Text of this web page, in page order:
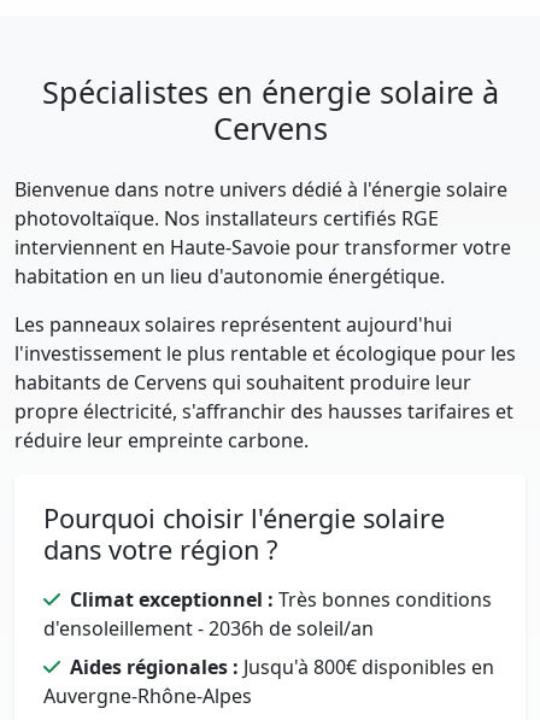
Spécialistes en énergie solaire à
Cervens
Bienvenue dans notre univers dédié à l'énergie solaire
photovoltaïque. Nos installateurs certifiés RGE
interviennent en Haute-Savoie pour transformer votre
habitation en un lieu d'autonomie énergétique.
Les panneaux solaires représentent aujourd'hui
l'investissement le plus rentable et écologique pour les
habitants de Cervens qui souhaitent produire leur
propre électricité, s'affranchir des hausses tarifaires et
réduire leur empreinte carbone.
Pourquoi choisir l'énergie solaire
dans votre région ?
Climat exceptionnel : Très bonnes conditions
d'ensoleillement - 2036h de soleil/an
Aides régionales : Jusqu'à 800€ disponibles en
Auvergne-Rhône-Alpes